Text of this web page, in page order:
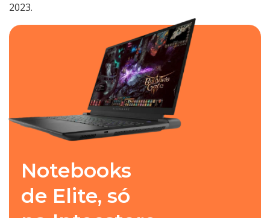
2023.
Notebooks
de Elite, só